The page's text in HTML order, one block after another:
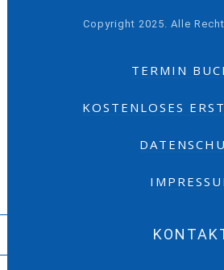
Copyright 2025. Alle
TERMIN
KOSTENLOSES